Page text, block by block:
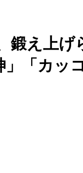
鍛え上げ
「カッ